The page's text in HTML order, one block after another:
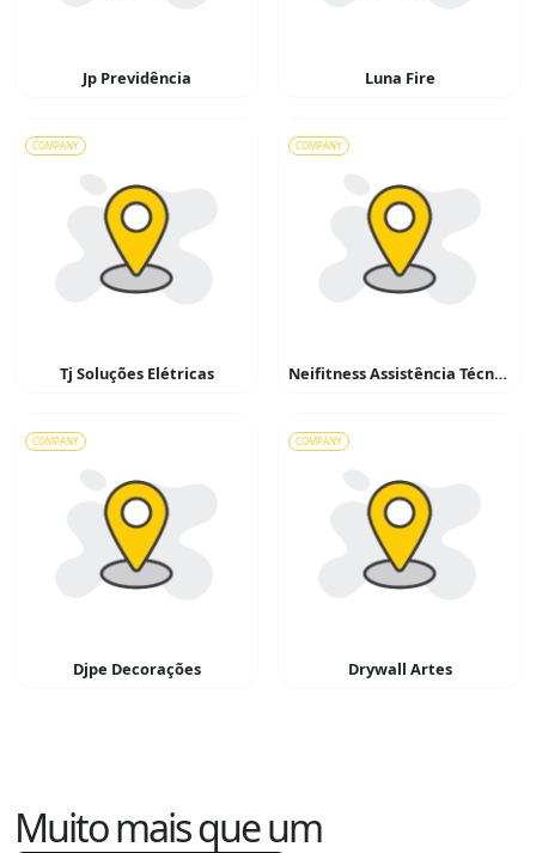
Jp Previdência Luna Fire
COMPANY
Tj Soluções Elétricas
COMPANY
Neifitness Assistência Técnica Em Esteiras e Equipantos de Ginástica
COMPANY
Djpe Decorações
COMPANY
Drywall Artes
Muito mais que um